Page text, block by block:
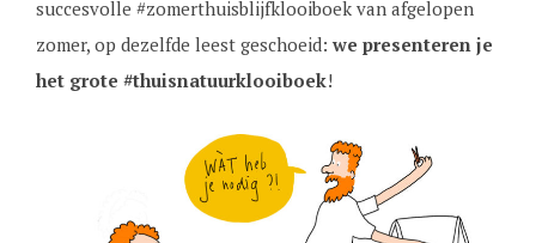
succesvolle #zomerthuisblijfklooiboek van afgelopen
zomer, op dezelfde leest geschoeid: we presenteren je
het grote #thuisnatuurklooiboek!